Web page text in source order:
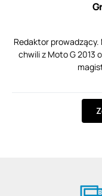
Redaktor prowadzący.
chwili z Moto G 2013